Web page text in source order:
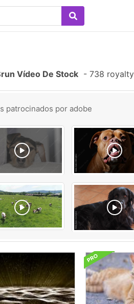
Vídeo De Stock - 738
patrocinados por adobe